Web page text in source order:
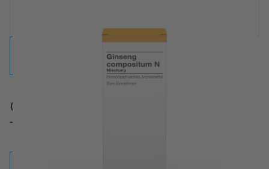
Ginseng compositum N
Tropfen